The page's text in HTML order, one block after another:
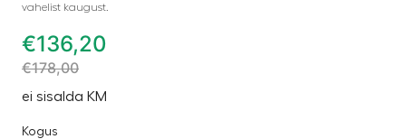
vahelist kaugust.
€136,20
€178,00
ei sisalda KM
Kogus